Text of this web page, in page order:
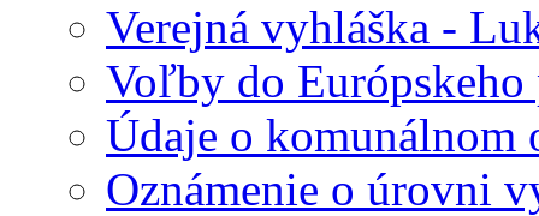
Verejná vyhláška -
Voľby do Európskeho
Údaje o komunálnom
Oznámenie o úrovni